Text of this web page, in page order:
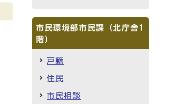
市民環境部市民課（北庁舎1
階）
戸籍
住民
市民相談